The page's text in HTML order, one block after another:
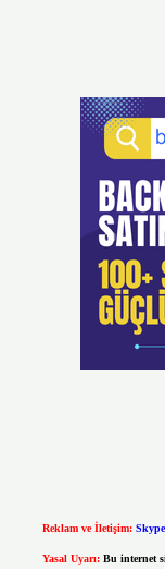
Reklam ve İletişim:
Yasal Uyarı: Bu internet